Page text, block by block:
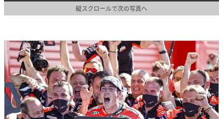
縦スクロールで次の写真へ